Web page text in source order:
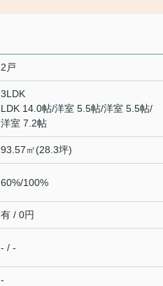
2戸
3LDK
LDK 14.0帖/洋室 5.5帖/洋室 5.5帖/
洋室 7.2帖
93.57㎡(28.3坪)
60%/100%
有 / 0円
- / -
-